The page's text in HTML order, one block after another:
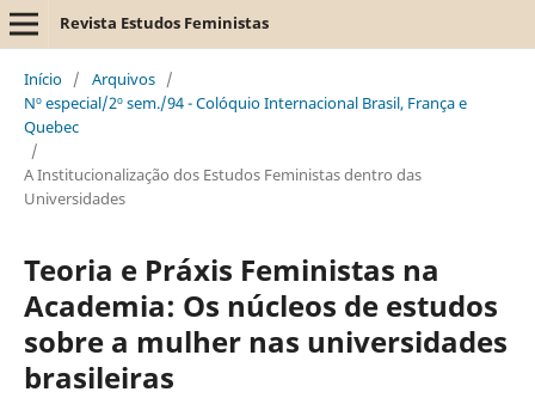
Revista Estudos Feministas
Início / Arquivos /
Nº especial/2º sem./94 - Colóquio Internacional Brasil, França e
Quebec
/
A Institucionalização dos Estudos Feministas dentro das
Universidades
Teoria e Práxis Feministas na
Academia: Os núcleos de estudos
sobre a mulher nas universidades
brasileiras